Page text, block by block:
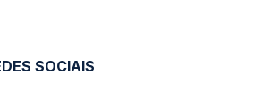
SOCIAIS